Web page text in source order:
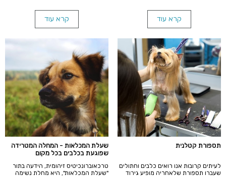
קרא עוד
לספק לידידנו הקטנים רפואה ברמה
מירבית, הביאה לרשותנו מעבדת לייזר
משוכללת מדוייקת ומותאמת לחיות
קרא עוד
תספורת קטלנית
לעיתים קרובות אנו רואים כלבים וחתולים
שעברו תספורת שלאחריה מופיע גירוד
שעלת המכלאות - המחלה המטרידה
שפוגעת בכלבים בכל מקום
טרכאוברונכיטיס זיהומית, הידעה בתור
"שעלת המכלאות", היא מחלת נשימה